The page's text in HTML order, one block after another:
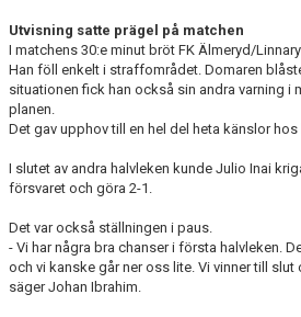
Utvisning satte prägel på matchen
I matchens 30:e minut bröt FK Älmeryd/
Han föll enkelt i straffområdet. Domaren
situationen fick han också sin andra varning i
planen.
Det gav upphov till en hel del heta känslor
I slutet av andra halvleken kunde Julio Inai
försvaret och göra 2-1.
Det var också ställningen i paus.
- Vi har några bra chanser i första halvleken.
och vi kanske går ner oss lite. Vi vinner till
säger Johan Ibrahim.